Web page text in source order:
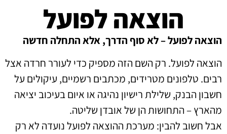
הוצאה לפועל
הוצאה לפועל – לא סוף הדרך, אלא התחלה חדשה
הוצאה לפועל. רק השם הזה מספיק כדי לעורר חרדה אצל
רבים. טלפונים מטרידים, מכתבים רשמיים, עיקולים על
חשבון הבנק, שלילת רישיון נהיגה או איום בעיכוב יציאה
מהארץ – התחושות הן של אובדן שליטה.
אבל חשוב להבין: מערכת ההוצאה לפועל נועדה לא רק